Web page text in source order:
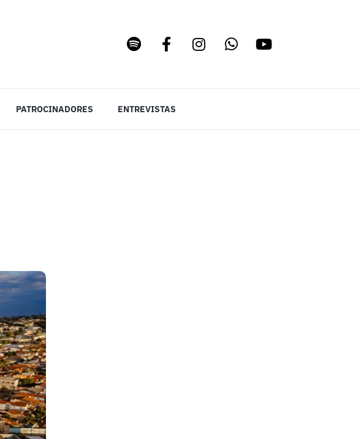
PATROCINADORES ENTREVISTAS